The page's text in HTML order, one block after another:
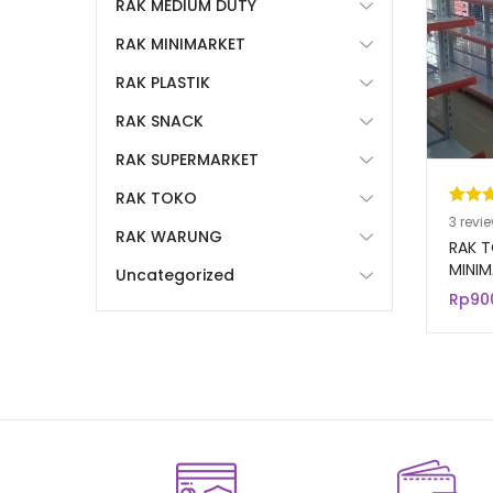
5.00
3
3
RAK
Rp
RAK MEDIUM DUTY
RAK MINIMARKET
RAK PLASTIK
RAK SNACK
RAK SUPERMARKET
RAK TOKO
RAK WARUNG
Uncategorized